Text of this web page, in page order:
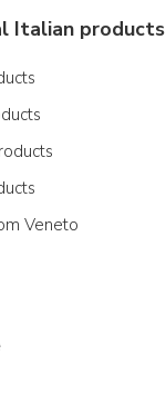
Italian products
Veneto